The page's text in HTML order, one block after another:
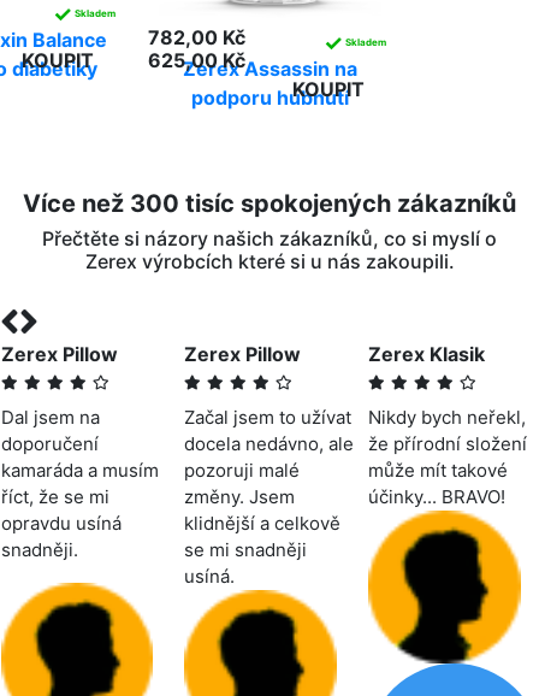
Balance
diabetiky
✓ Skladem
KOUPIT
Zerex Assassin na
podporu hubnutí
782,00 Kč
625,00 Kč
✓ Skladem
KOUPIT
Více než 300 tisíc spokojených zákazníků
Přečtěte si názory našich zákazníků, co si myslí o
Zerex výrobcích které si u nás zakoupili.
Zerex Pillow
Dal jsem na
doporučení
kamaráda a musím
říct, že se mi
opravdu usíná
snadněji.
Zerex Pillow
Začal jsem to užívat
docela nedávno, ale
pozoruji malé
změny. Jsem
klidnější a celkově
se mi snadněji
usíná.
Zerex Klasik
Nikdy bych neřekl,
že přírodní složení
může mít takové
účinky... BRAVO!